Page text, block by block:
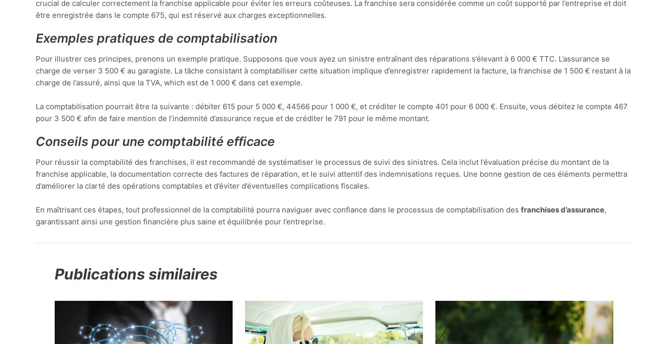
crucial de calculer correctement la franchise applicable pour éviter les erreurs coûteuses. La franchise sera considérée comme un coût supporté par l’entreprise et doit
être enregistrée dans le compte 675, qui est réservé aux charges exceptionnelles.
Exemples pratiques de comptabilisation
Pour illustrer ces principes, prenons un exemple pratique. Supposons que vous ayez un sinistre entraînant des réparations s’élevant à 6 000 € TTC. L’assurance se
charge de verser 3 500 € au garagiste. La tâche consistant à comptabiliser cette situation implique d’enregistrer rapidement la facture, la franchise de 1 500 € restant à la
charge de l’assuré, ainsi que la TVA, which est de 1 000 € dans cet exemple.
La comptabilisation pourrait être la suivante : débiter 615 pour 5 000 €, 44566 pour 1 000 €, et créditer le compte 401 pour 6 000 €. Ensuite, vous débitez le compte 467
pour 3 500 € afin de faire mention de l’indemnité d’assurance reçue et de créditer le 791 pour le même montant.
Conseils pour une comptabilité efficace
Pour réussir la comptabilité des franchises, il est recommandé de systématiser le processus de suivi des sinistres. Cela inclut l’évaluation précise du montant de la
franchise applicable, la documentation correcte des factures de réparation, et le suivi attentif des indemnisations reçues. Une bonne gestion de ces éléments permettra
d’améliorer la clarté des opérations comptables et d’éviter d’éventuelles complications fiscales.
En maîtrisant ces étapes, tout professionnel de la comptabilité pourra naviguer avec confiance dans le processus de comptabilisation des franchises d’assurance,
garantissant ainsi une gestion financière plus saine et équilibrée pour l’entreprise.
Publications similaires